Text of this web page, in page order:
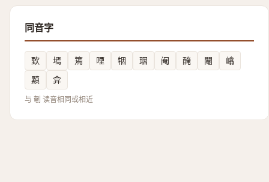
同音字
歅 墕 篶 㖶 㸶 珚 阉 醃 閹
嶖
黰
弇
与 剦 读音相同或相近